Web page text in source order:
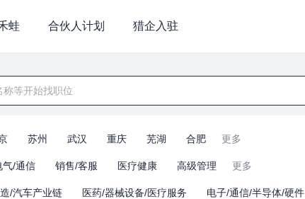
蛙 合伙人计划 猎企入驻
苏州 武汉 重庆 芜湖 合肥 更多
气/通信 销售/客服 医疗健康 高级管理 更多
/汽车产业链 医药/器械设备/医疗服务 电子/通信/半导体/硬件